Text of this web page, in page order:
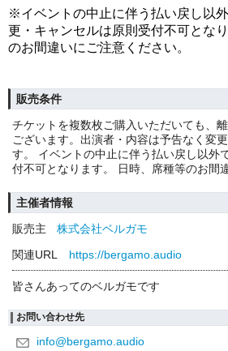
※イベントの中止に伴う払い戻し以
更・キャンセルは原則受付不可とな
のお間違いにご注意ください。
販売条件
チケットを複数枚ご購入いただいても、
ございます。出演者・内容は予告なく変
す。 イベントの中止に伴う払い戻し以外
付不可となります。 日時、席種等のお間
主催者情報
販売主
株式会社ベルガモ
関連URL
https://bergamo.audio
皆さんあってのベルガモです
お問い合わせ先
info@bergamo.audio